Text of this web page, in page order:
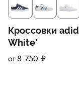
Кроссовки
White'
от 8 750 ₽